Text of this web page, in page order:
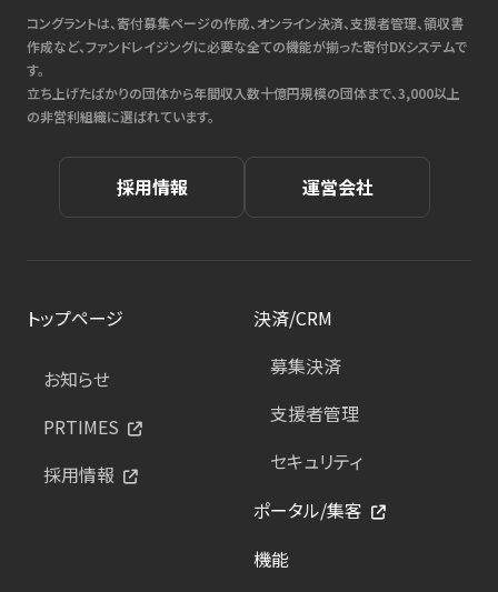
コングラントは、寄付募集ページの作成、オンライン決済、支援者管理、領収書
作成など、ファンドレイジングに必要な全ての機能が揃った寄付DXシステムで
す。
立ち上げたばかりの団体から年間収入数十億円規模の団体まで、3,000以上
の非営利組織に選ばれています。
採用情報 運営会社
トップページ
お知らせ
PRTIMES
採用情報
決済/CRM
募集決済
支援者管理
セキュリティ
ポータル/集客
機能